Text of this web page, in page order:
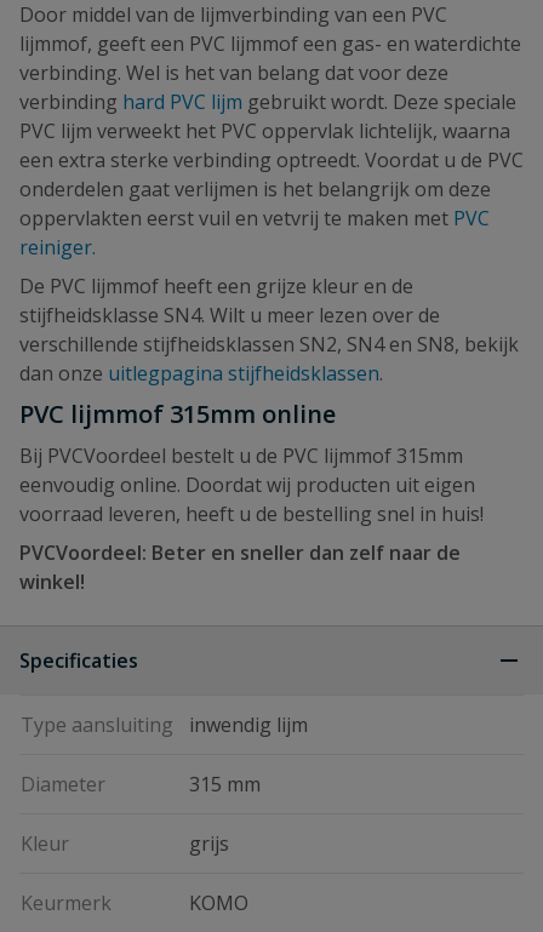
Door middel van de lijmverbinding van een PVC
lijmmof, geeft een PVC lijmmof een gas- en waterdichte
verbinding. Wel is het van belang dat voor deze
verbinding hard PVC lijm gebruikt wordt. Deze speciale
PVC lijm verweekt het PVC oppervlak lichtelijk, waarna
een extra sterke verbinding optreedt. Voordat u de PVC
onderdelen gaat verlijmen is het belangrijk om deze
oppervlakten eerst vuil en vetvrij te maken met PVC
reiniger.
De PVC lijmmof heeft een grijze kleur en de
stijfheidsklasse SN4. Wilt u meer lezen over de
verschillende stijfheidsklassen SN2, SN4 en SN8, bekijk
dan onze uitlegpagina stijfheidsklassen.
PVC lijmmof 315mm online
Bij PVCVoordeel bestelt u de PVC lijmmof 315mm
eenvoudig online. Doordat wij producten uit eigen
voorraad leveren, heeft u de bestelling snel in huis!
PVCVoordeel: Beter en sneller dan zelf naar de
winkel!
Specificaties
Type aansluiting inwendig lijm
Diameter 315 mm
Kleur grijs
Keurmerk KOMO